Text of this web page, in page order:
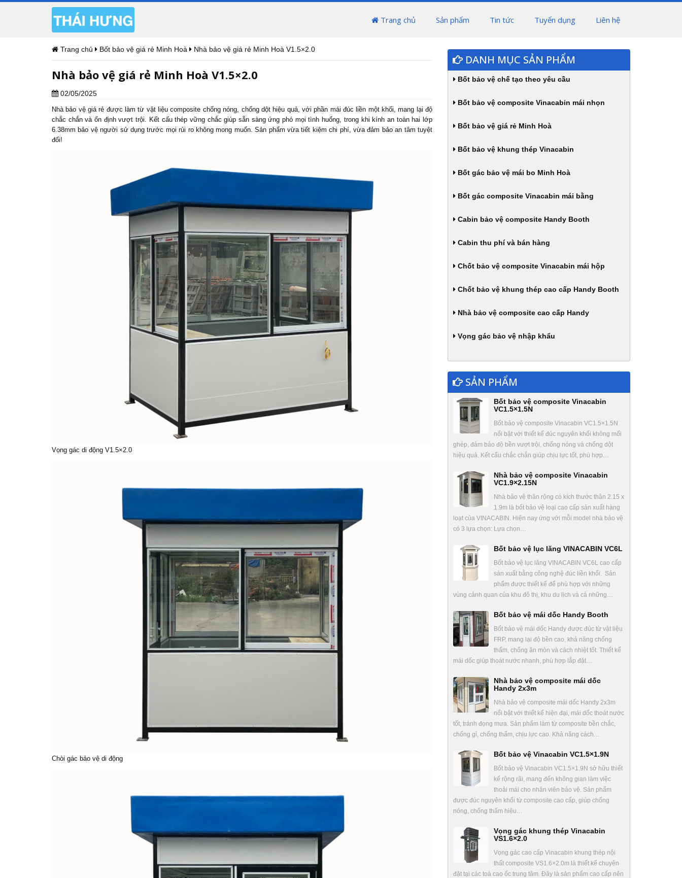
Trang chủ Sản phẩm Tin tức Tuyển dụng Liên hệ
Trang chủ Bốt bảo vệ giá rẻ Minh Hoà Nhà bảo vệ giá rẻ Minh Hoà V1.5×2.0
Nhà bảo vệ giá rẻ Minh Hoà V1.5×2.0
02/05/2025
Nhà bảo vệ giá rẻ được làm từ vật liệu composite chống nóng, chống dột hiệu quả, với phần mái đúc liền một khối, mang lại độ
chắc chắn và ổn định vượt trội. Kết cấu thép vững chắc giúp sẵn sàng ứng phó mọi tình huống, trong khi kính an toàn hai lớp
6.38mm bảo vệ người sử dụng trước mọi rủi ro không mong muốn. Sản phẩm vừa tiết kiệm chi phí, vừa đảm bảo an tâm tuyệt
đối!
Vọng gác di động V1.5×2.0
Chòi gác bảo vệ di động
DANH MỤC SẢN PHẨM
Bốt bảo vệ chế tạo theo yêu cầu
Bốt bảo vệ composite Vinacabin mái nhọn
Bốt bảo vệ giá rẻ Minh Hoà
Bốt bảo vệ khung thép Vinacabin
Bốt gác bảo vệ mái bo Minh Hoà
Bốt gác composite Vinacabin mái bằng
Cabin bảo vệ composite Handy Booth
Cabin thu phí và bán hàng
Chốt bảo vệ composite Vinacabin mái hộp
Chốt bảo vệ khung thép cao cấp Handy Booth
Nhà bảo vệ composite cao cấp Handy
Vọng gác bảo vệ nhập khẩu
SẢN PHẨM
Bốt bảo vệ composite Vinacabin
VC1.5×1.5N
Bốt bảo vệ composite Vinacabin VC1.5×1.5N
nổi bật với thiết kế đúc nguyên khối không mối
ghép, đảm bảo độ bền vượt trội, chống nóng và chống dột
hiệu quả. Kết cấu chắc chắn giúp chịu lực tốt, phù hợp…
Nhà bảo vệ composite Vinacabin
VC1.9×2.15N
Nhà bảo vệ thân rộng có kích thước thân 2.15 x
1.9m là bốt bảo vệ loại cao cấp sản xuất hàng
loạt của VINACABIN. Hiện nay ứng với mỗi model nhà bảo vệ
có 3 lựa chọn: Lựa chọn…
Bốt bảo vệ lục lăng VINACABIN VC6L
Bốt bảo vệ lục lăng VINACABIN VC6L cao cấp
sản xuất bằng công nghệ đúc liền khối. Sản
phẩm được thiết kế để phù hợp với những
vùng cảnh quan của khu đô thị, khu du lịch và cả những…
Bốt bảo vệ mái dốc Handy Booth
Bốt bảo vệ mái dốc Handy được đúc từ vật liệu
FRP, mang lại độ bền cao, khả năng chống
thấm, chống ăn mòn và cách nhiệt tốt. Thiết kế
mái dốc giúp thoát nước nhanh, phù hợp lắp đặt…
Nhà bảo vệ composite mái dốc
Handy 2x3m
Nhà bảo vệ composite mái dốc Handy 2x3m
nổi bật với thiết kế hiện đại, mái dốc thoát nước
tốt, tránh đọng mưa. Sản phẩm làm từ composite bền chắc,
chống gỉ, chống thấm, chịu lực cao. Khả năng cách…
Bốt bảo vệ Vinacabin VC1.5×1.9N
Bốt bảo vệ Vinacabin VC1.5×1.9N sở hữu thiết
kế rộng rãi, mang đến không gian làm việc
thoải mái cho nhân viên bảo vệ. Sản phẩm
được đúc nguyên khối từ composite cao cấp, giúp chống
nóng, chống thấm hiệu…
Vọng gác khung thép Vinacabin
VS1.6×2.0
Vọng gác cao cấp Vinacabin khung thép nội
thất composite VS1.6×2.0m là thiết kế chuyên
đặt tại các toà cao ốc trung tâm. Đây là sản phẩm cao cấp nên